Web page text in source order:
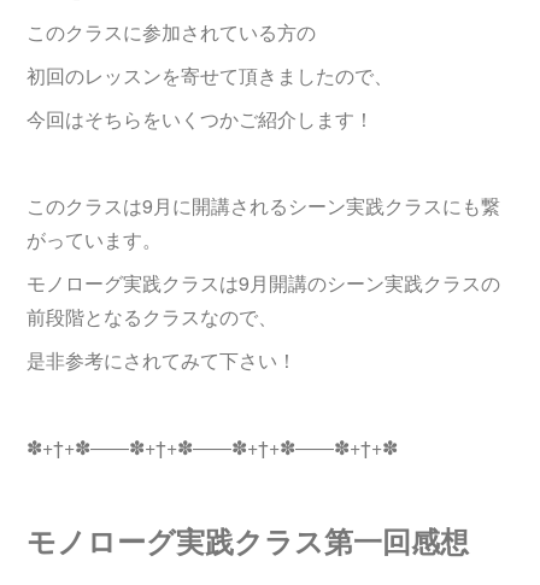
このクラスに参加されている方の
初回のレッスンを寄せて頂きましたので、
今回はそちらをいくつかご紹介します！
このクラスは9月に開講されるシーン実践クラスにも繋
がっています。
モノローグ実践クラスは9月開講のシーン実践クラスの
前段階となるクラスなので、
是非参考にされてみて下さい！
✽+†+✽――✽+†+✽――✽+†+✽――✽+†+✽
モノローグ実践クラス第一回感想